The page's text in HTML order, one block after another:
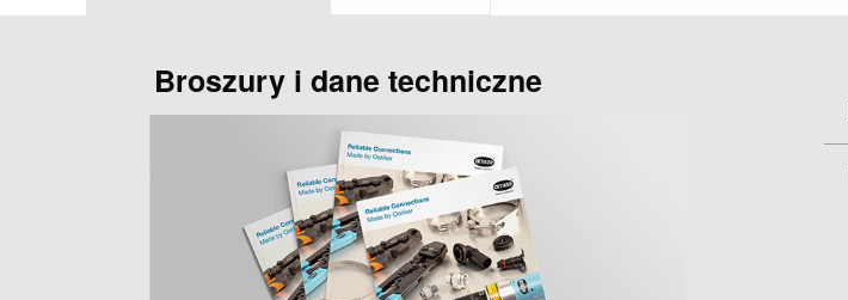
Broszury i dane techniczne